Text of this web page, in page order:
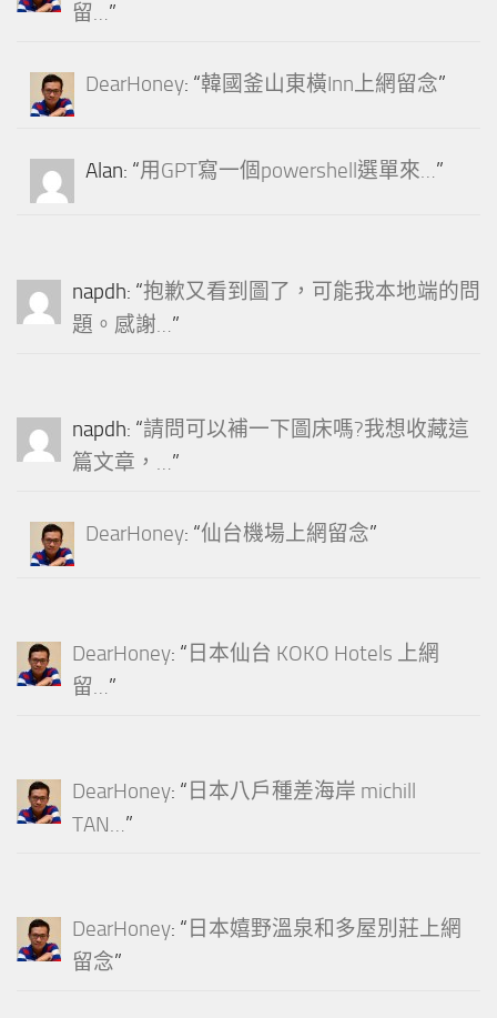
留…”
DearHoney: “韓國釜山東橫Inn上網留念”
Alan: “用GPT寫一個powershell選單來…”
napdh: “抱歉又看到圖了，可能我本地端的問
題。感謝…”
napdh: “請問可以補一下圖床嗎?我想收藏這
篇文章，…”
DearHoney: “仙台機場上網留念”
DearHoney: “ 日本仙台 KOKO Hotels 上網
留…”
DearHoney: “ 日本八戶種差海岸 michill
TAN…”
DearHoney: “ 日本嬉野溫泉和多屋別莊上網
留念”